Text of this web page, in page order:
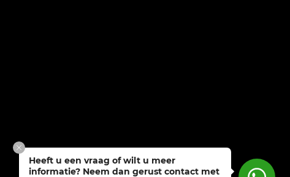
Heeft u een vraag of wilt u meer
informatie? Neem dan gerust contact met